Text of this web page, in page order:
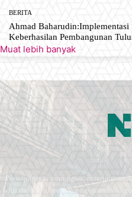
BERITA
Ahmad Baharudin:Implementasi
Keberhasilan Pembangunan
Muat lebih banyak
Newspaper is your news,
with the latest breaking news and